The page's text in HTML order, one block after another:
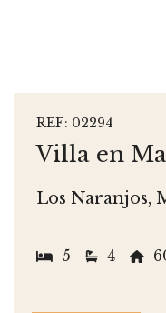
REF: 02294
Villa en
Los Naranjos,
5 4